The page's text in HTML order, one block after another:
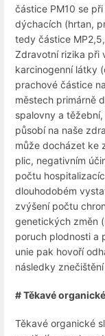
částice PM10 se
dýchacích (hrtan,
tedy částice
Zdravotní rizika při
karcinogenní látky
prachové částice
městech primárně
spalovny a
působí na naše
může docházet ke
plic, negativním
počtu
dlouhodobém
zvýšení počtu
genetických změn
poruch plodnosti a
unie pak hovoří
následky
# Těkavé
Těkavé organické